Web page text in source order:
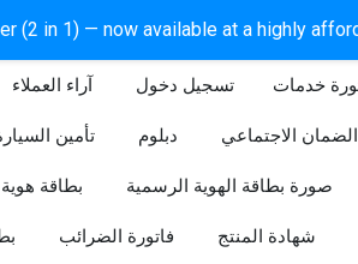
(2 in 1) — now available at a highly
آراء العملاء تسجيل دخول​ خدمات
تأمين دبلوم الاجتماعي
بطاقة هوية صورة بطاقة الهوية الرسمية
فاتورة الضرائب شهادة المنتج